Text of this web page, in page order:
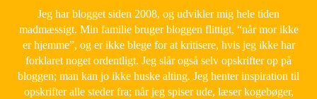
Jeg har blogget siden 2008, og udvikler mig hele tiden
madmæssigt. Min familie bruger bloggen flittigt, “når mor ikke
er hjemme”, og er ikke blege for at kritisere, hvis jeg ikke har
forklaret noget ordentligt. Jeg slår også selv opskrifter op på
bloggen; man kan jo ikke huske alting. Jeg henter inspiration til
opskrifter alle steder fra; når jeg spiser ude, læser kogebøger,